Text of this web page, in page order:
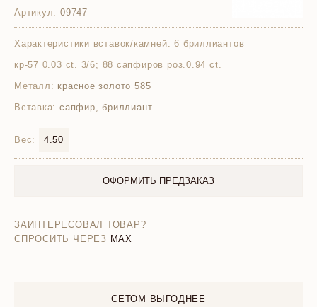
Артикул: 09747
Характеристики вставок/камней: 6 бриллиантов
кр-57 0.03 ct. 3/6; 88 сапфиров роз.0.94 ct.
Металл: красное золото 585
Вставка: сапфир, бриллиант
Вес: 4.50
ОФОРМИТЬ ПРЕДЗАКАЗ
ЗАИНТЕРЕСОВАЛ ТОВАР?
СПРОСИТЬ ЧЕРЕЗ MAX
СЕТОМ ВЫГОДНЕЕ